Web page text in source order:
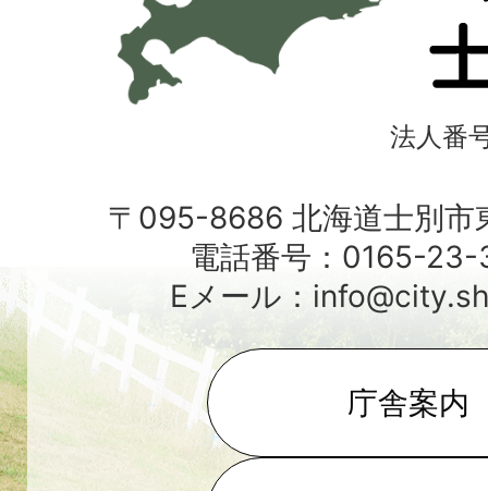
別
市
法人番
〒095-8686 北海道士別市
電話番号：0165-23-
Eメール：
庁舎案内